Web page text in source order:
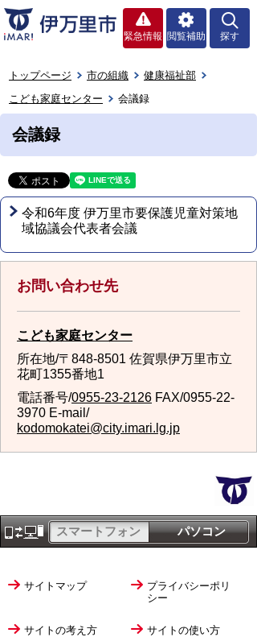
緊急情報 閲覧補助 探す
トップページ 市の組織
健康福祉部
こども家庭センター
会議録
会議録
令和6年度 伊万里市要保護児童対策地
域協議会代表者会議
お問い合わせ先
こども家庭センター
所在地/〒848-8501 佐賀県伊万里市立
花町1355番地1
電話番号/0955-23-2126 FAX/0955-22-
3970 E-mail/
kodomokatei@city.imari.lg.jp
パソコン
スマートフォン
サイトマップ
プライバシーポリ
シー
サイトの考え方 サイトの使い方